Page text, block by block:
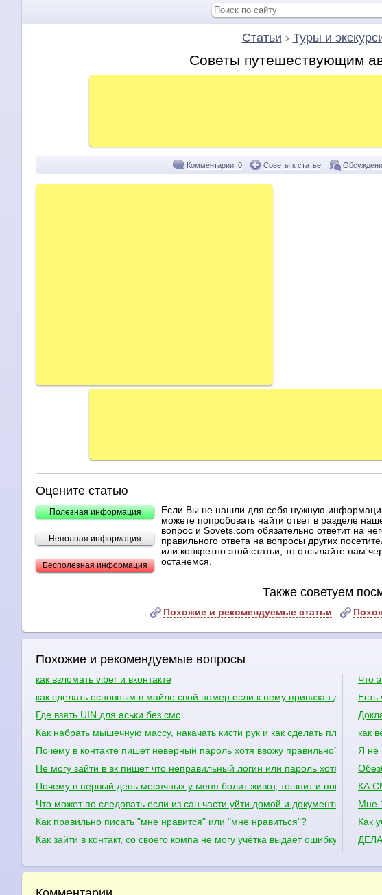
Статьи › Туры и
Советы путешествующим
Комментарии: 0 Советы к статье
Оцените статью
Полезная информация
Неполная информация
Бесполезная информация
Если Вы не нашли для себя нужную
можете попробовать найти ответ в разделе
вопрос и Sovets.com обязательно ответит на
правильного ответа на вопросы других
или конкретно этой статьи, то отсылайте нам
останемся.
Также советуем
Похожие и рекомендуемые статьи
Похожие и рекомендуемые вопросы
как взломать viber и вконтакте
как сделать основным в майле свой номер если к нему привязан другой
Где взять UIN для аськи без смс
Как набрать мышечную массу, накачать кисти рук и как сделать плечи
Почему в контакте пишет неверный пароль хотя ввожу правильно?
Не могу зайти в вк пишет что неправильный логин или пароль хотя все
Почему в первый день месячных у меня болит живот, тошнит и понос?
Что может по следовать если из сан.части уйти домой и документы
Как правильно писать "мне нравится" или "мне нравиться"?
Как зайти в контакт, со своего компа не могу учётка выдает ошибку
Что
Есть
как
Я не
КА
Мне
Как